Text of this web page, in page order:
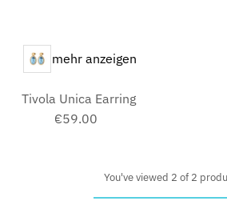
mehr anzeigen
Tivola Unica Earring
Regular
€59.00
You've viewed 2 of 2